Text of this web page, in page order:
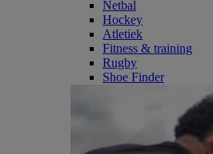
Netbal
Hockey
Atletiek
Fitness & training
Rugby
Shoe Finder